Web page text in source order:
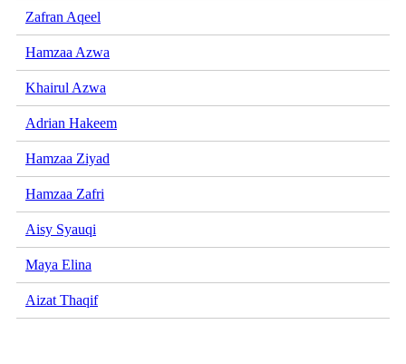
Zafran Aqeel
Hamzaa Azwa
Khairul Azwa
Adrian Hakeem
Hamzaa Ziyad
Hamzaa Zafri
Aisy Syauqi
Maya Elina
Aizat Thaqif